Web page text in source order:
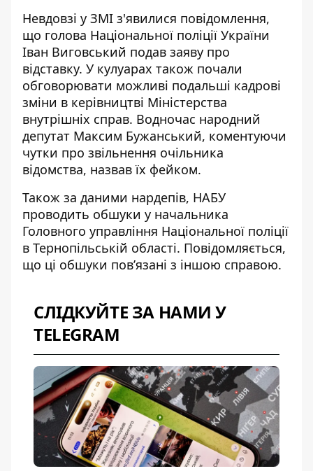
Невдовзі у ЗМІ з'явилися повідомлення,
що голова Національної поліції України
Іван Виговський подав заяву про
відставку. У кулуарах також почали
обговорювати можливі подальші кадрові
зміни в керівництві Міністерства
внутрішніх справ. Водночас народний
депутат Максим Бужанський, коментуючи
чутки про звільнення очільника
відомства, назвав їх фейком.
Також за даними нардепів, НАБУ
проводить обшуки у начальника
Головного управління Національної поліції
в Тернопільській області. Повідомляється,
що ці обшуки повʼязані з іншою справою.
СЛІДКУЙТЕ ЗА НАМИ У
TELEGRAM